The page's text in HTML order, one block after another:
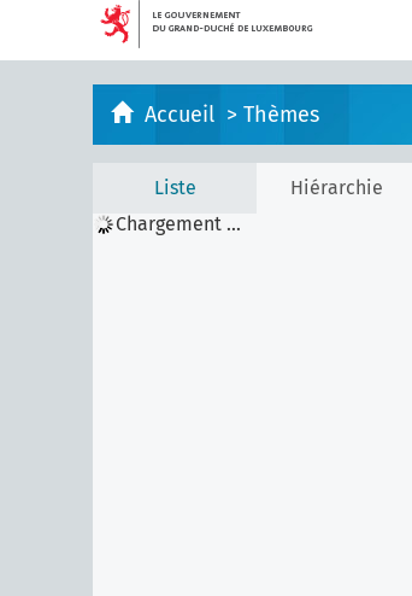
Accueil > Thèmes
Liste Hiérarchie
Chargement ...